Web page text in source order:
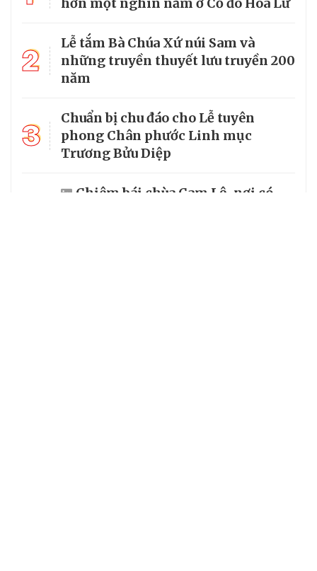
2
Lễ tắm Bà Chúa Xứ núi Sam và
những truyền thuyết lưu truyền 200
năm
3
Chuẩn bị chu đáo cho Lễ tuyên
phong Chân phước Linh mục
Trương Bửu Diệp
Chiêm bái chùa Cam Lộ, nơi có